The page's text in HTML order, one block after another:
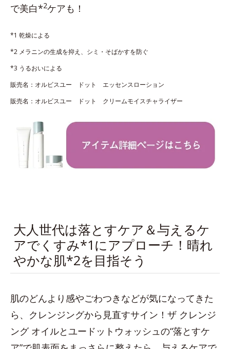
で美白*2ケアも！
*1 乾燥による
*2 メラニンの生成を抑え、シミ・そばかすを防ぐ
*3 うるおいによる
販売名：オルビスユー ドット エッセンスローション
販売名：オルビスユー ドット クリームモイスチャライザー
大人世代は落とすケア＆与えるケ
アでくすみ*1にアプローチ！晴れ
やかな肌*2を目指そう
肌のどんより感やごわつきなどが気になってきた
ら、クレンジングから見直すサイン！ザ クレンジ
ング オイルとユードットウォッシュの“落とすケ